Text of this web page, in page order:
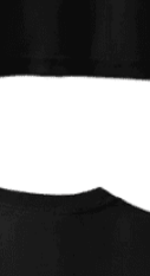
12,00